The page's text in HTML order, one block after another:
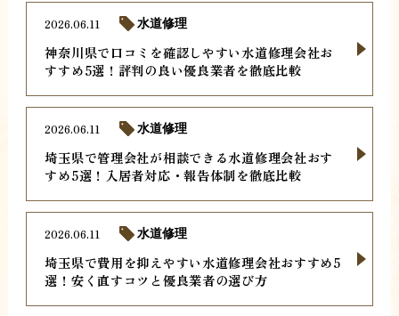
神奈川県で口コミを確認しやすい水道修理会社お
すすめ5選！評判の良い優良業者を徹底比較
2026.06.11 水道修理
埼玉県で管理会社が相談できる水道修理会社おす
すめ5選！入居者対応・報告体制を徹底比較
2026.06.11 水道修理
埼玉県で費用を抑えやすい水道修理会社おすすめ5
選！安く直すコツと優良業者の選び方
2026.06.11 水道修理